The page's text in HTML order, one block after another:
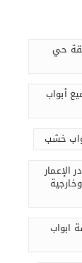
وأنيقة حي
أبواب
خشب
الإعمار
ابواب